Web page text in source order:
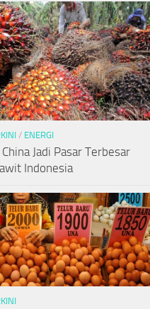
/ ENERGI
Jadi Pasar Terbesar
Indonesia